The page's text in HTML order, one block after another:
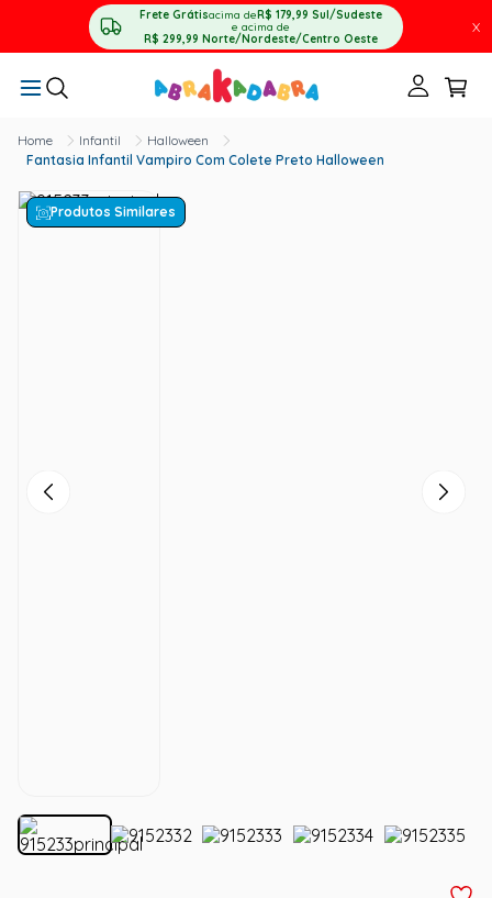
Frete Grátisacima deR$ 179,99 Sul/Sudeste
e acima de
R$ 299,99 Norte/Nordeste/Centro Oeste
X
Infantil
Halloween
Fantasia Infantil Vampiro Com Colete Preto Halloween
Produtos Similares